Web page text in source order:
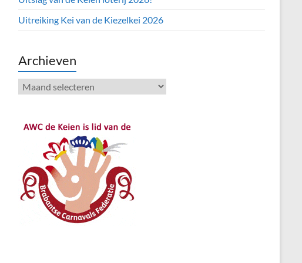
Uitreiking Kei van de Kiezelkei 2026
Archieven
Archieven